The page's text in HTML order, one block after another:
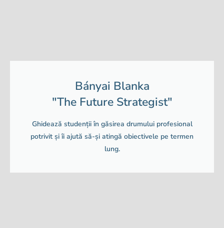
Bányai Blanka
"The Future Strategist"
Ghidează studenții în găsirea drumului profesional
potrivit și îi ajută să-și atingă obiectivele pe termen
lung.